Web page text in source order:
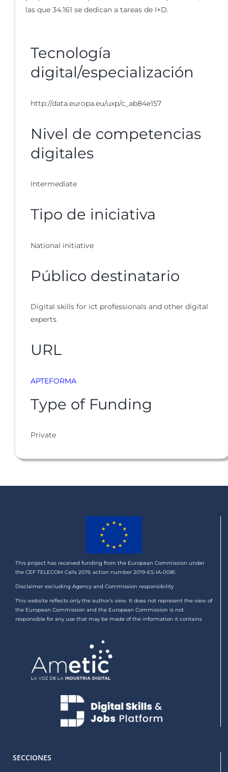
las que 34.161 se dedican a tareas de I+D.
Tecnología
digital/especialización
http://data.europa.eu/uxp/c_ab84e157
Nivel de competencias
digitales
Intermediate
Tipo de iniciativa
National initiative
Público destinatario
Digital skills for ict professionals and other digital
experts
URL
APTEFORMA
Type of Funding
Private
This project has received funding from the European Commission under
the CEF TELECOM Calls 2019, action number 2019-ES-IA-0081.
Disclaimer excluding Agency and Commission responsibility
This website reflects only the author’s view. It does not represent the view of
the European Commission and the European Commission is not
responsible for any use that may be made of the information it contains
SECCIONES